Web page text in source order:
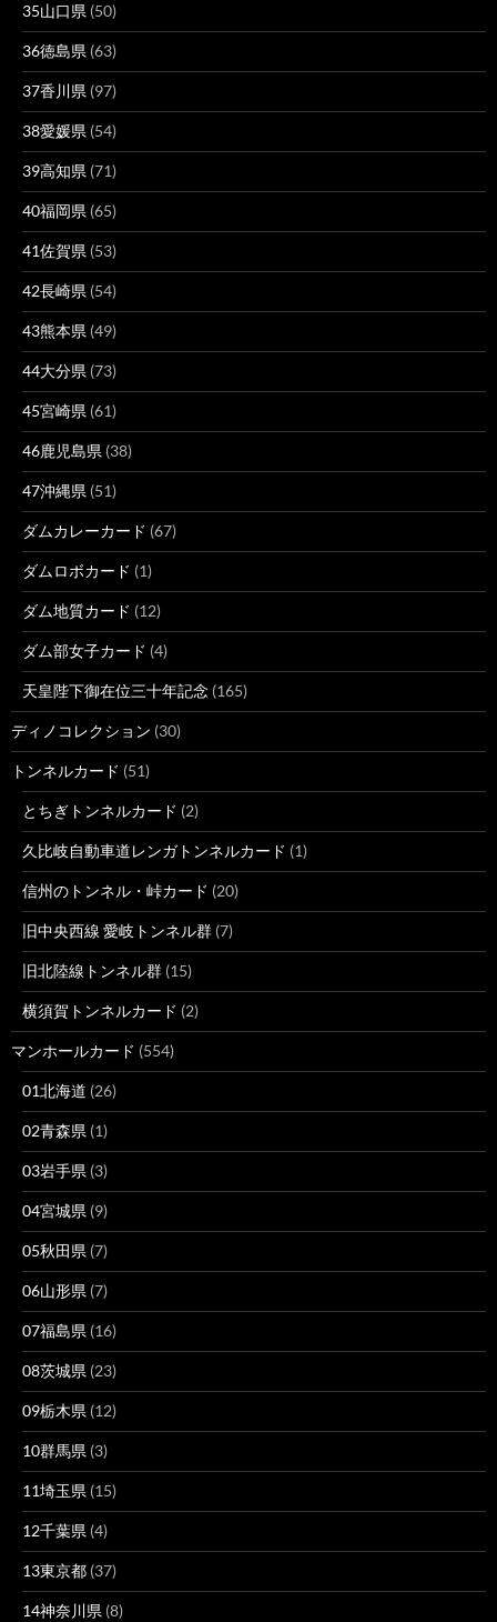
35山口県 (50)
36徳島県 (63)
37香川県 (97)
38愛媛県 (54)
39高知県 (71)
40福岡県 (65)
41佐賀県 (53)
42長崎県 (54)
43熊本県 (49)
44大分県 (73)
45宮崎県 (61)
46鹿児島県 (38)
47沖縄県 (51)
ダムカレーカード (67)
ダムロボカード (1)
ダム地質カード (12)
ダム部女子カード (4)
天皇陛下御在位三十年記念 (165)
ディノコレクション (30)
トンネルカード (51)
とちぎトンネルカード (2)
久比岐自動車道レンガトンネルカード (1)
信州のトンネル・峠カード (20)
旧中央西線 愛岐トンネル群 (7)
旧北陸線トンネル群 (15)
横須賀トンネルカード (2)
マンホールカード (554)
01北海道 (26)
02青森県 (1)
03岩手県 (3)
04宮城県 (9)
05秋田県 (7)
06山形県 (7)
07福島県 (16)
08茨城県 (23)
09栃木県 (12)
10群馬県 (3)
11埼玉県 (15)
12千葉県 (4)
13東京都 (37)
14神奈川県 (8)